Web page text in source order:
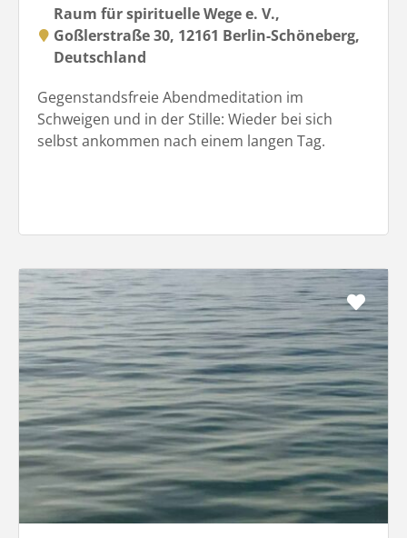
Raum für spirituelle Wege e. V.,
Goßlerstraße 30, 12161 Berlin-Schöneberg,
Deutschland
Gegenstandsfreie Abendmeditation im
Schweigen und in der Stille: Wieder bei sich
selbst ankommen nach einem langen Tag.